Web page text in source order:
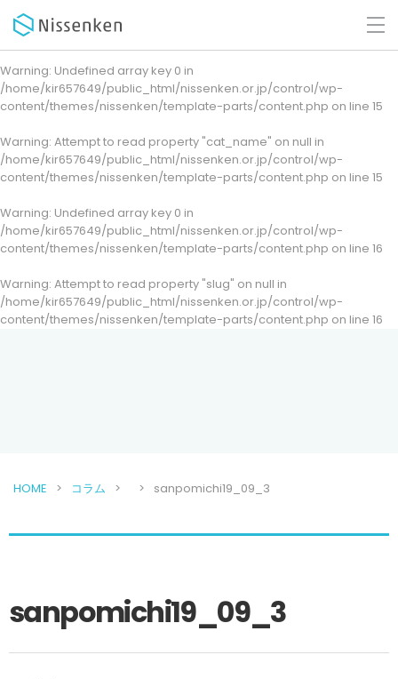
Warning: Undefined array key 0 in
/home/kir657649/public_html/nissenken.or.jp/control/wp-
content/themes/nissenken/template-parts/content.php on line 15
Warning: Attempt to read property "cat_name" on null in
/home/kir657649/public_html/nissenken.or.jp/control/wp-
content/themes/nissenken/template-parts/content.php on line 15
Warning: Undefined array key 0 in
/home/kir657649/public_html/nissenken.or.jp/control/wp-
content/themes/nissenken/template-parts/content.php on line 16
Warning: Attempt to read property "slug" on null in
/home/kir657649/public_html/nissenken.or.jp/control/wp-
content/themes/nissenken/template-parts/content.php on line 16
HOME コラム sanpomichi19_09_3
sanpomichi19_09_3